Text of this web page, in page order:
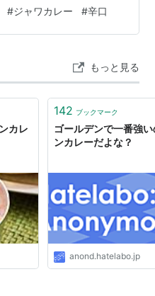
#ジャワカレー #辛口
もっと見る
カレ
142 ブックマーク
ゴールデンで一番強
ンカレーだよな？
anond.hatelabo.jp